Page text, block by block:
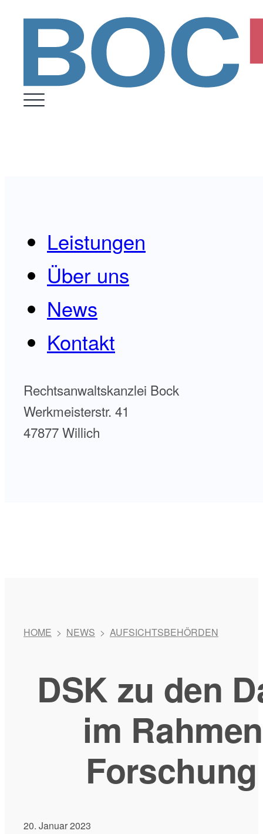
Leistungen
Über uns
News
Kontakt
Rechtsanwaltskanzlei Bock
Werkmeisterstr. 41
47877 Willich
HOME > NEWS > AUFSICHTSBEHÖRDEN
DSK zu den
im
20. Januar 2023